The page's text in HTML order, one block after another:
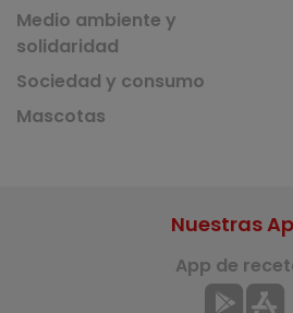
Medio ambiente y
solidaridad
Sociedad y consumo
Mascotas
Nuestras
App de